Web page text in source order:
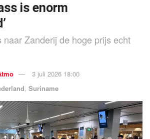
is enorm
naar Zanderij de hoge prijs echt
3 juli 2026 18:00
, Suriname